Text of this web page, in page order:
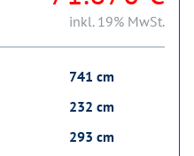
inkl. 19% MwSt.
741 cm
232 cm
293 cm